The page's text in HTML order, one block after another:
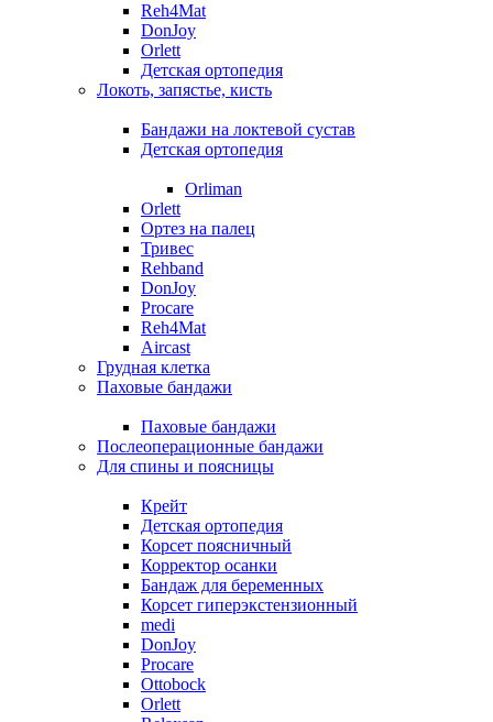
Reh4Mat
DonJoy
Orlett
Детская ортопедия
Локоть, запястье, кисть
Бандажи на локтевой сустав
Детская ортопедия
Orliman
Orlett
Ортез на палец
Тривес
Rehband
DonJoy
Procare
Reh4Mat
Aircast
Грудная клетка
Паховые бандажи
Паховые бандажи
Послеоперационные бандажи
Для спины и поясницы
Крейт
Детская ортопедия
Корсет поясничный
Корректор осанки
Бандаж для беременных
Корсет гиперэкстензионный
medi
DonJoy
Procare
Ottobock
Orlett